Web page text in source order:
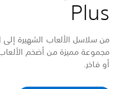
Plus
من سلاسل الألعاب الشهيرة إلى
أو فاخر.